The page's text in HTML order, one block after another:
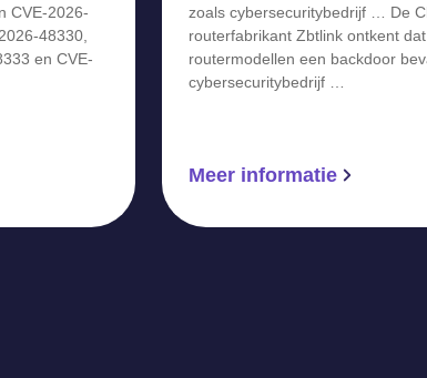
CVE-2026-
48330,
en CVE-
zoals cybersecuritybedrijf … De
routerfabrikant Zbtlink ontkent
routermodellen een backdoor
cybersecuritybedrijf …
Meer informatie